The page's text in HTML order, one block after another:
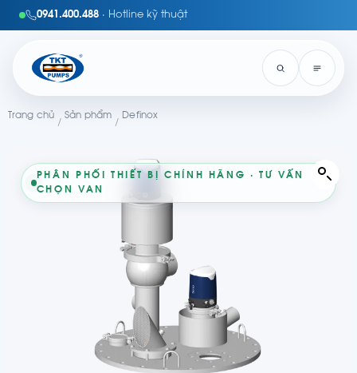
0941.400.488 · Hotline kỹ thuật
Trang chủ
/
Sản phẩm
/
Definox
PHÂN PHỐI THIẾT BỊ CHÍNH HÃNG · TƯ VẤN
CHỌN VAN